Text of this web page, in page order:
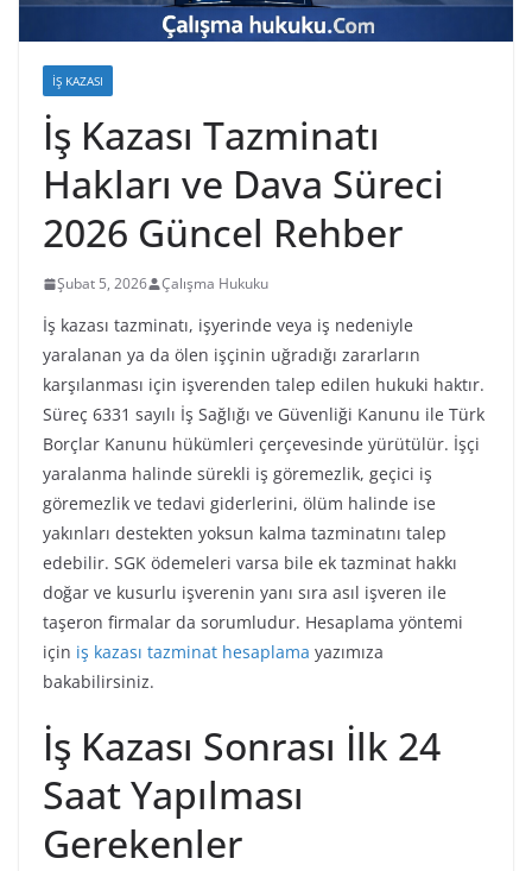
İŞ KAZASI
İş Kazası Tazminatı
Hakları ve Dava Süreci
2026 Güncel Rehber
Şubat 5, 2026 Çalışma Hukuku
İş kazası tazminatı, işyerinde veya iş nedeniyle
yaralanan ya da ölen işçinin uğradığı zararların
karşılanması için işverenden talep edilen hukuki haktır.
Süreç 6331 sayılı İş Sağlığı ve Güvenliği Kanunu ile Türk
Borçlar Kanunu hükümleri çerçevesinde yürütülür. İşçi
yaralanma halinde sürekli iş göremezlik, geçici iş
göremezlik ve tedavi giderlerini, ölüm halinde ise
yakınları destekten yoksun kalma tazminatını talep
edebilir. SGK ödemeleri varsa bile ek tazminat hakkı
doğar ve kusurlu işverenin yanı sıra asıl işveren ile
taşeron firmalar da sorumludur. Hesaplama yöntemi
için iş kazası tazminat hesaplama yazımıza
bakabilirsiniz.
İş Kazası Sonrası İlk 24
Saat Yapılması
Gerekenler